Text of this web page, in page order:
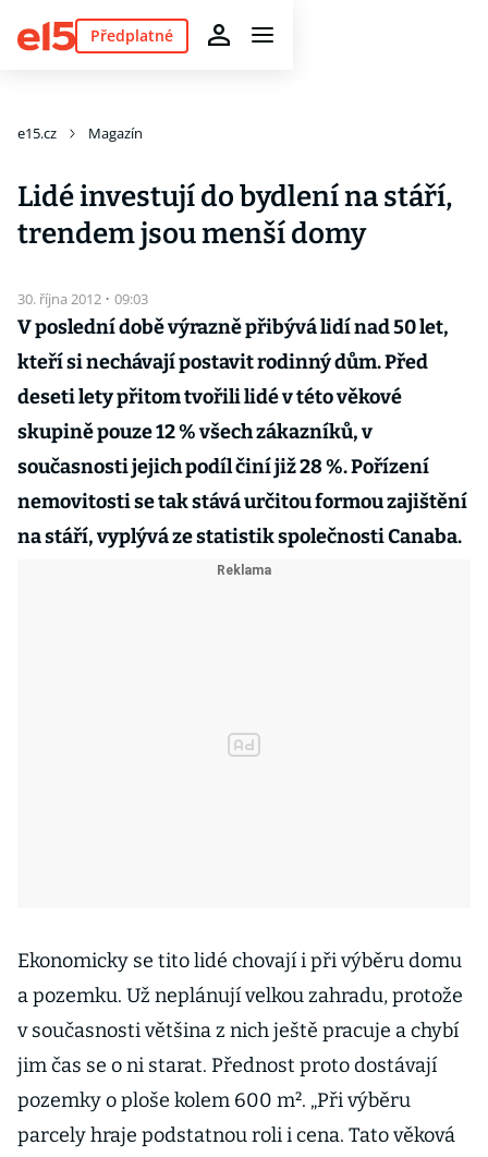
Předplatné
e15.cz Magazín
Lidé investují do bydlení na stáří,
trendem jsou menší domy
30. října 2012 · 09:03
V poslední době výrazně přibývá lidí nad 50 let,
kteří si nechávají postavit rodinný dům. Před
deseti lety přitom tvořili lidé v této věkové
skupině pouze 12 % všech zákazníků, v
současnosti jejich podíl činí již 28 %. Pořízení
nemovitosti se tak stává určitou formou zajištění
na stáří, vyplývá ze statistik společnosti Canaba.
Ekonomicky se tito lidé chovají i při výběru domu
a pozemku. Už neplánují velkou zahradu, protože
v současnosti většina z nich ještě pracuje a chybí
jim čas se o ni starat. Přednost proto dostávají
pozemky o ploše kolem 600 m². „Při výběru
parcely hraje podstatnou roli i cena. Tato věková